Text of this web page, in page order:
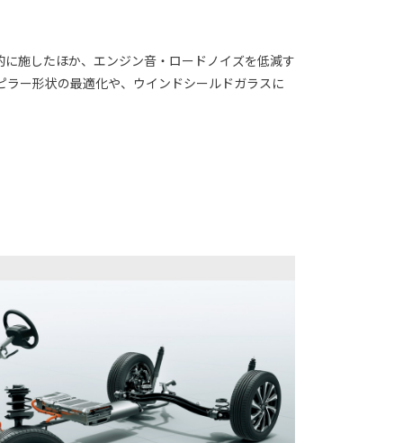
施したほか、エンジン音・ロードノイズを低減す
ー形状の最適化や、ウインドシールドガラスに